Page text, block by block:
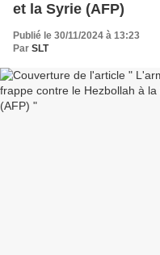
et la Syrie (AFP)
Publié le 30/11/2024 à 13:23
Par SLT